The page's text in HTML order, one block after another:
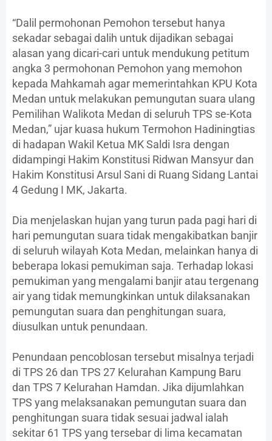
“Dalil permohonan Pemohon tersebut hanya
sekadar sebagai dalih untuk dijadikan sebagai
alasan yang dicari-cari untuk mendukung petitum
angka 3 permohonan Pemohon yang memohon
kepada Mahkamah agar memerintahkan KPU Kota
Medan untuk melakukan pemungutan suara ulang
Pemilihan Walikota Medan di seluruh TPS se-Kota
Medan,” ujar kuasa hukum Termohon Hadiningtias
di hadapan Wakil Ketua MK Saldi Isra dengan
didampingi Hakim Konstitusi Ridwan Mansyur dan
Hakim Konstitusi Arsul Sani di Ruang Sidang Lantai
4 Gedung I MK, Jakarta.
Dia menjelaskan hujan yang turun pada pagi hari di
hari pemungutan suara tidak mengakibatkan banjir
di seluruh wilayah Kota Medan, melainkan hanya di
beberapa lokasi pemukiman saja. Terhadap lokasi
pemukiman yang mengalami banjir atau tergenang
air yang tidak memungkinkan untuk dilaksanakan
pemungutan suara dan penghitungan suara,
diusulkan untuk penundaan.
Penundaan pencoblosan tersebut misalnya terjadi
di TPS 26 dan TPS 27 Kelurahan Kampung Baru
dan TPS 7 Kelurahan Hamdan. Jika dijumlahkan
TPS yang melaksanakan pemungutan suara dan
penghitungan suara tidak sesuai jadwal ialah
sekitar 61 TPS yang tersebar di lima kecamatan